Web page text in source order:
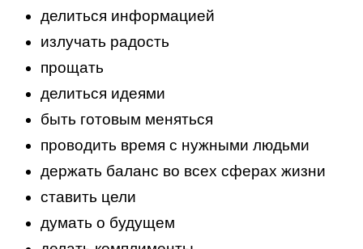
делиться информацией
излучать радость
прощать
делиться идеями
быть готовым меняться
проводить время с нужными людьми
держать баланс во всех сферах жизни
ставить цели
думать о будущем